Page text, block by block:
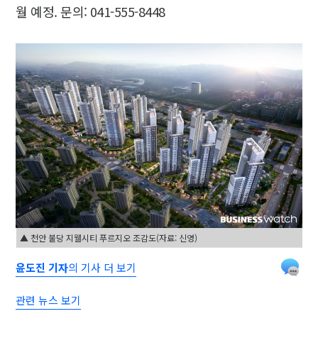
월 예정. 문의: 041-555-8448
▲ 천안 불당 지웰시티 푸르지오 조감도(자료: 신영)
윤도진 기자의 기사 더 보기
관련 뉴스 보기